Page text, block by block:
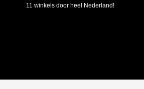
11 winkels door heel Nederland!